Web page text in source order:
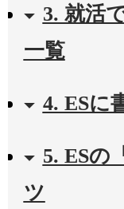
3. 就活
一覧
4. ESに
5. ESの
ツ